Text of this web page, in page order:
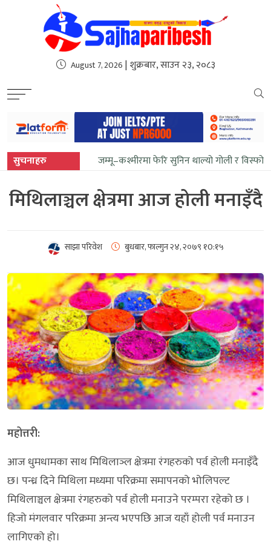
sweet bonanza
August 7, 2026 | शुक्रबार, साउन २३, २०८३
सुचनाहरु जम्मू–कश्मीरमा फेरि सुनिन थाल्यो गोली र
मिथिलाञ्चल क्षेत्रमा आज होली मनाइँदै
साझा परिवेश बुधबार, फाल्गुन २४, २०७९ १0:१५
महोत्तरी:
आज धुमधामका साथ मिथिलाञ्ल क्षेत्रमा रंगहरुको पर्व होली मनाइँदै
छ। पन्ध्र दिने मिथिला मध्यमा परिक्रमा समापनको भोलिपल्ट
मिथिलाञ्चल क्षेत्रमा रंगहरुको पर्व होली मनाउने परम्परा रहेको छ ।
हिजो मंगलवार परिक्रमा अन्त्य भएपछि आज यहाँ होली पर्व मनाउन
लागिएको हो।